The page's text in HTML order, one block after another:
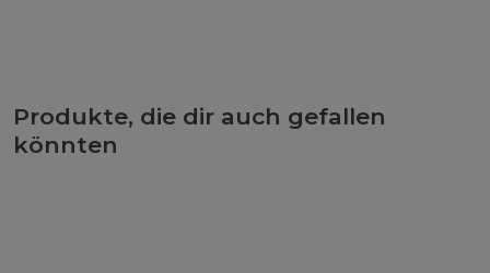
Produkte, die dir auch gefallen
könnten